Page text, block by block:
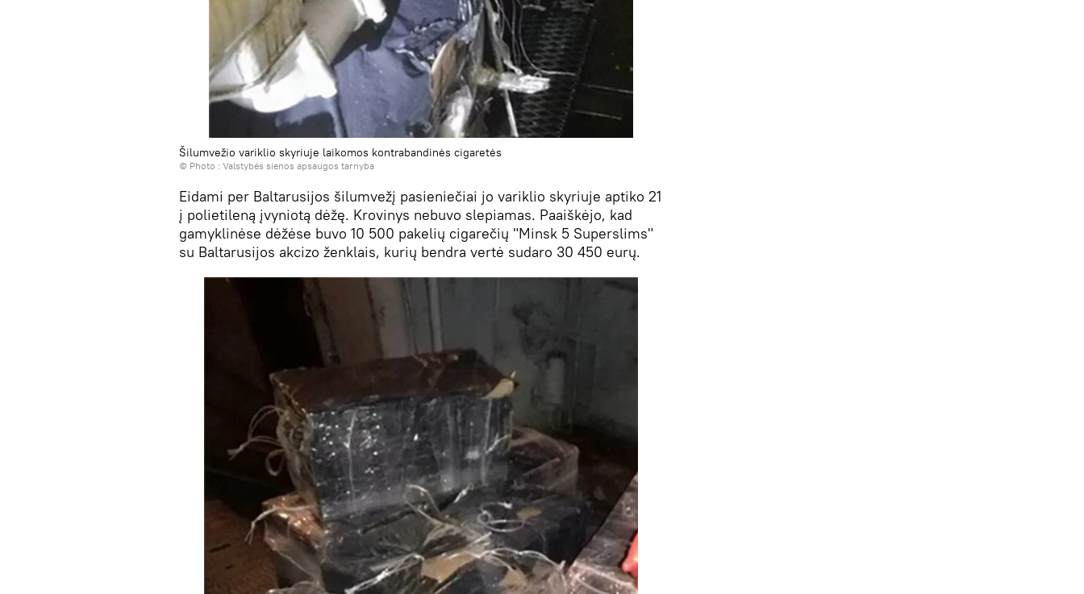
Šilumvežio variklio skyriuje laikomos kontrabandinės cigaretės
© Photo : Valstybės sienos apsaugos tarnyba
Eidami per Baltarusijos šilumvežį pasieniečiai jo variklio skyriuje aptiko 21
į polietileną įvyniotą dėžę. Krovinys nebuvo slepiamas. Paaiškėjo, kad
gamyklinėse dėžėse buvo 10 500 pakelių cigarečių "Minsk 5 Superslims"
su Baltarusijos akcizo ženklais, kurių bendra vertė sudaro 30 450 eurų.